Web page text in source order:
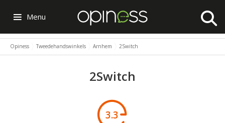
Menu
Opiness Tweedehandswinkels Arnhem 2Switch
2Switch
3.3